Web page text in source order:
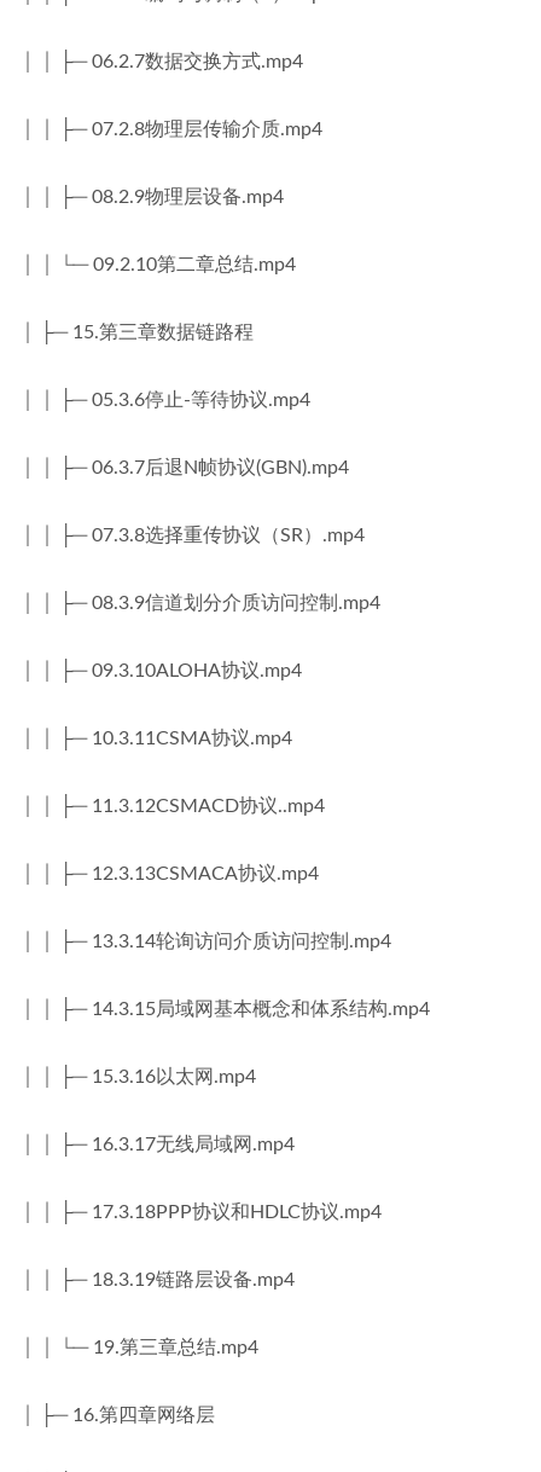
│ │ ├─ 06.2.7数据交换方式.mp4
│ │ ├─ 07.2.8物理层传输介质.mp4
│ │ ├─ 08.2.9物理层设备.mp4
│ │ └─ 09.2.10第二章总结.mp4
│ ├─ 15.第三章数据链路程
│ │ ├─ 05.3.6停止-等待协议.mp4
│ │ ├─ 06.3.7后退N帧协议(GBN).mp4
│ │ ├─ 07.3.8选择重传协议（SR）.mp4
│ │ ├─ 08.3.9信道划分介质访问控制.mp4
│ │ ├─ 09.3.10ALOHA协议.mp4
│ │ ├─ 10.3.11CSMA协议.mp4
│ │ ├─ 11.3.12CSMACD协议..mp4
│ │ ├─ 12.3.13CSMACA协议.mp4
│ │ ├─ 13.3.14轮询访问介质访问控制.mp4
│ │ ├─ 14.3.15局域网基本概念和体系结构.mp4
│ │ ├─ 15.3.16以太网.mp4
│ │ ├─ 16.3.17无线局域网.mp4
│ │ ├─ 17.3.18PPP协议和HDLC协议.mp4
│ │ ├─ 18.3.19链路层设备.mp4
│ │ └─ 19.第三章总结.mp4
│ ├─ 16.第四章网络层